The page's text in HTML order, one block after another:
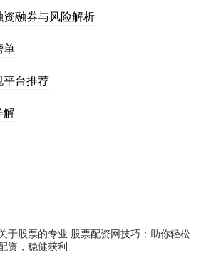
融券与风险解析
单
台推荐
解
于股票的专业 股票配资网技巧：助你轻松
资，稳健获利